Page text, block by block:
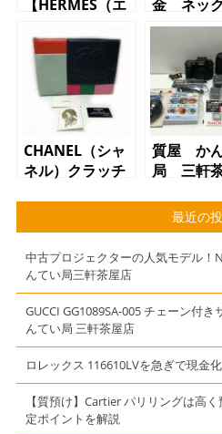
【HERMES（エ
ンパーティ
PM ネゴン
ダ A刻印 エ
トゥープ】
金 ネッ
ス かん
局 三軒茶
CHANEL（シャ
ネル）クラッチ
ース
質屋 か
局 三軒
コン）
カメラ
ル 一眼
最近の
中古プロジェクターの人気モデル！
んてい局三軒茶屋店
GUCCI GG1089SA-005 チェーン付
んてい局 三軒茶屋店
ロレックス 116610LVを急ぎで現金
【質預け】Cartier パリリングは高
定ポイントを解説